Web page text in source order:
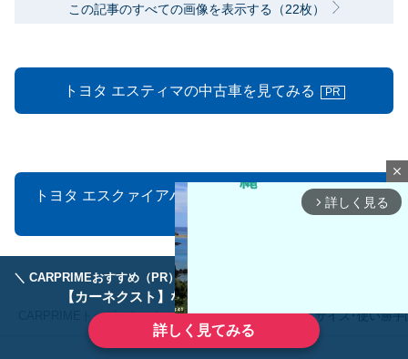
＼ CARPRIMEおすすめ（PR） ／
【カーネクスト】ならどんなクルマも高価買取
詳しく見てみる
この記事のすべての画像を表示する（22枚）
トヨタ エスティマの中古車を見てみる PR
トヨタ エスクァイアハイブリッドの中古車を見てみ
る
CARPRIMEトップ トヨタ エスティマ サイズ･使い勝
close
arrow_forward_ios 詳しく見る